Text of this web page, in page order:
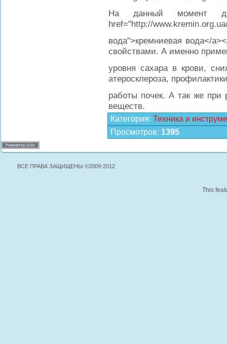
На данный момент
href="http://
вода">кремниевая вода</
свойствами. А именно
уровня сахара в крови,
атеросклероза,
работы почек. А так же при
веществ.
Категория: Техника и
Просмотров: 1395
ВСЕ ПРАВА ЗАЩИЩЕНЫ ©2009-2012
This